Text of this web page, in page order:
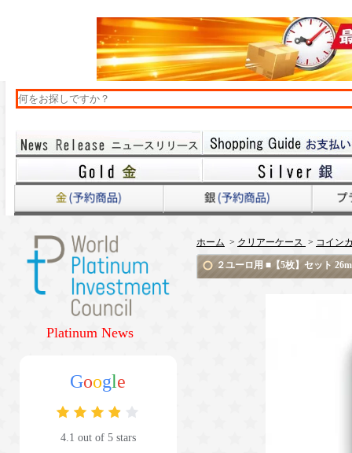
Platinum News
Google
4.1 out of 5 stars
ホーム > クリアーケース > コイン
２ユーロ用 ■【5枚】セット